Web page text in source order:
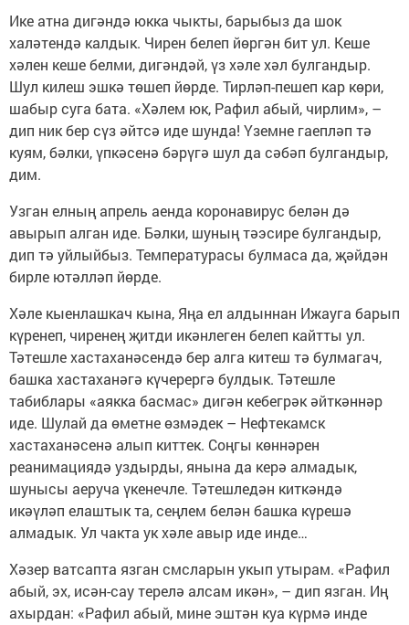
Ике атна дигәндә юкка чыкты, барыбыз да шок
халәтендә калдык. Чирен белеп йөргән бит ул. Кеше
хәлен кеше белми, дигәндәй, үз хәле хәл булгандыр.
Шул килеш эшкә төшеп йөрде. Тирләп-пешеп кар көри,
шабыр суга бата. «Хәлем юк, Рафил абый, чирлим», –
дип ник бер сүз әйтсә иде шунда! Үземне гаепләп тә
куям, бәлки, үпкәсенә бәрүгә шул да сәбәп булгандыр,
дим.
Узган елның апрель аенда коронавирус белән дә
авырып алган иде. Бәлки, шуның тәэсире булгандыр,
дип тә уйлыйбыз. Температурасы булмаса да, җәйдән
бирле ютәлләп йөрде.
Хәле кыенлашкач кына, Яңа ел алдыннан Ижауга барып
күренеп, чиренең җитди икәнлеген белеп кайтты ул.
Тәтешле хастаханәсендә бер алга китеш тә булмагач,
башка хастаханәгә күчерергә булдык. Тәтешле
табиблары «аякка басмас» дигән кебегрәк әйткәннәр
иде. Шулай да өметне өзмәдек – Нефтекамск
хастаханәсенә алып киттек. Соңгы көннәрен
реанимациядә уздырды, янына да керә алмадык,
шунысы аеруча үкенечле. Тәтешледән киткәндә
икәүләп елаштык та, сеңлем белән башка күрешә
алмадык. Ул чакта ук хәле авыр иде инде…
Хәзер ватсапта язган смсларын укып утырам. «Рафил
абый, эх, исән-сау терелә алсам икән», – дип язган. Иң
ахырдан: «Рафил абый, мине эштән куа күрмә инде